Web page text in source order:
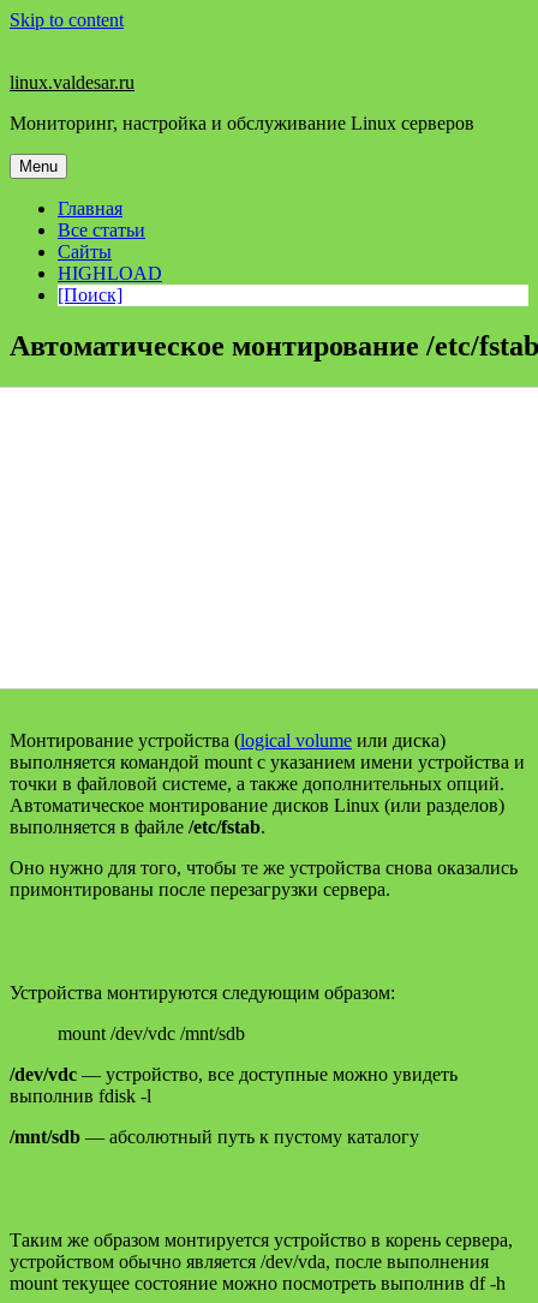
Skip to content
linux.valdesar.ru
Мониторинг, настройка и обслуживание Linux серверов
Menu
Главная
Все статьи
Сайты
HIGHLOAD
[Поиск]
Автоматическое монтирование /etc/fstab
Монтирование устройства (logical volume или диска)
выполняется командой mount с указанием имени устройства и
точки в файловой системе, а также дополнительных опций.
Автоматическое монтирование дисков Linux (или разделов)
выполняется в файле /etc/fstab.
Оно нужно для того, чтобы те же устройства снова оказались
примонтированы после перезагрузки сервера.
Устройства монтируются следующим образом:
mount /dev/vdc /mnt/sdb
/dev/vdc — устройство, все доступные можно увидеть
выполнив fdisk -l
/mnt/sdb — абсолютный путь к пустому каталогу
Таким же образом монтируется устройство в корень сервера,
устройством обычно является /dev/vda, после выполнения
mount текущее состояние можно посмотреть выполнив df -h